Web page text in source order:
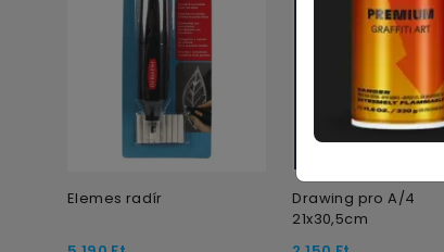
Elemes radír
Drawing pro A/4
21x30,5cm